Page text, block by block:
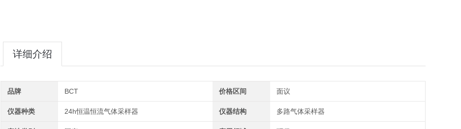
详细介绍
品牌 BCT 价格区间 面议
仪器种类 24h恒温恒流气体采样器 仪器结构 多路气体采样器